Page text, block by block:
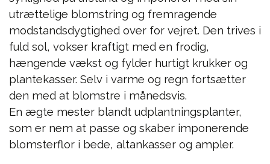
utrættelige blomstring og fremragende
modstandsdygtighed over for vejret. Den trives i
fuld sol, vokser kraftigt med en frodig,
hængende vækst og fylder hurtigt krukker og
plantekasser. Selv i varme og regn fortsætter
den med at blomstre i månedsvis.
En ægte mester blandt udplantningsplanter,
som er nem at passe og skaber imponerende
blomsterflor i bede, altankasser og ampler.